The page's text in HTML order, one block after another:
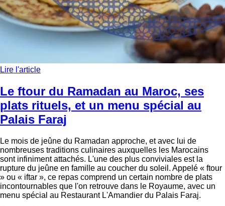
Lire l'article
Le ftour du Ramadan au Maroc, ses
plats rituels, et un menu spécial au
Palais Faraj
Le mois de jeûne du Ramadan approche, et avec lui de
nombreuses traditions culinaires auxquelles les Marocains
sont infiniment attachés. L'une des plus conviviales est la
rupture du jeûne en famille au coucher du soleil. Appelé « ftour
» ou « iftar », ce repas comprend un certain nombre de plats
incontournables que l'on retrouve dans le Royaume, avec un
menu spécial au Restaurant L'Amandier du Palais Faraj.